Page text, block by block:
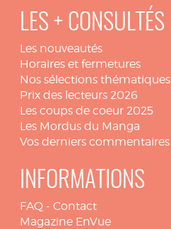
LES + CONSULTÉS
Les nouveautés
Horaires et fermetures
Nos sélections thématiques
Prix des lecteurs 2026
Les coups de coeur 2025
Les Mordus du Manga
Vos derniers commentaires
INFORMATIONS
FAQ - Contact
Magazine EnVue